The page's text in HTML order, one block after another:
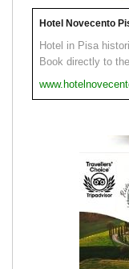
Hotel Novecento
Hotel in Pisa
Book directly to